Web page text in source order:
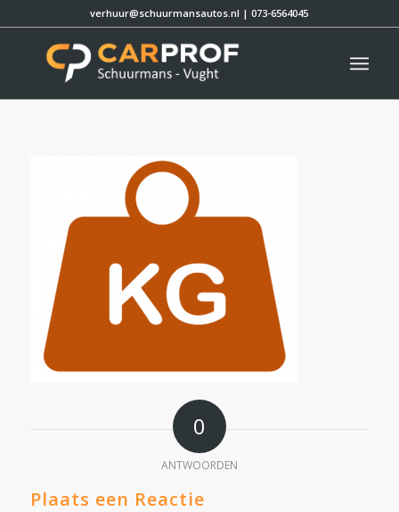
verhuur@schuurmansautos.nl |073-6564045
0
ANTWOORDEN
Plaats een Reactie